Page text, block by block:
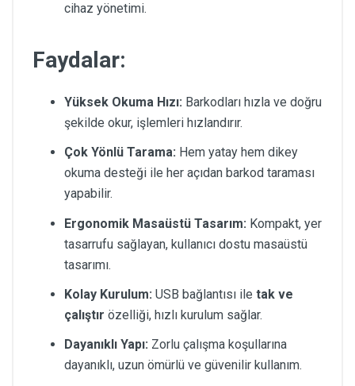
cihaz yönetimi.
Faydalar:
Yüksek Okuma Hızı: Barkodları hızla ve doğru
şekilde okur, işlemleri hızlandırır.
Çok Yönlü Tarama: Hem yatay hem dikey
okuma desteği ile her açıdan barkod taraması
yapabilir.
Ergonomik Masaüstü Tasarım: Kompakt, yer
tasarrufu sağlayan, kullanıcı dostu masaüstü
tasarımı.
Kolay Kurulum: USB bağlantısı ile tak ve
çalıştır özelliği, hızlı kurulum sağlar.
Dayanıklı Yapı: Zorlu çalışma koşullarına
dayanıklı, uzun ömürlü ve güvenilir kullanım.